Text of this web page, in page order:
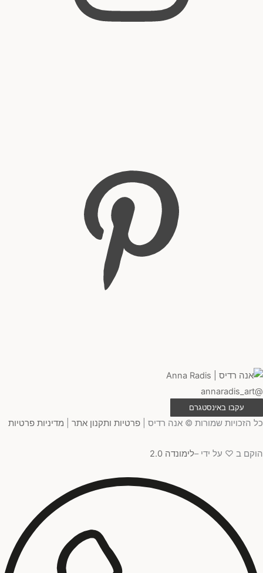
@annaradis_art
עקבו באינסטגרם
כל הזכויות שמורות © אנה רדיס | פרטיות ותקנון אתר מדיניות פרטיות
הוקם ב ♡ על ידי –לימונדה 2.0